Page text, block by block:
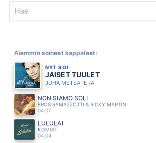
Search
Aiemmin soineet kappaleet:
NYT SOI
JAISET TUULET
JUHA METSÄPERÄ
NON SIAMO SOLI
EROS RAMAZZOTTI & RICKY MARTIN
04.07
LULULAI
KOMIAT
04.04